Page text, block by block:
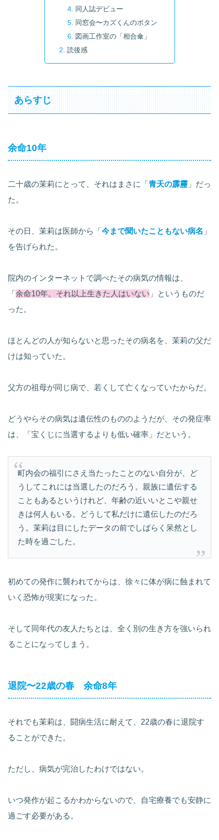
同人誌デビュー
同窓会〜カズくんのボタン
図画工作室の「相合傘」
読後感
あらすじ
余命10年
二十歳の茉莉にとって、それはまさに「 青天の霹靂 」だっ
た。
その日、茉莉は医師から「 今まで聞いたこともない病名 」
を告げられた。
院内のインターネットで調べたその病気の情報は、
「 余命10年。それ以上生きた人はいない 」というものだ
った。
ほとんどの人が知らないと思ったその病名を、茉莉の父だ
けは知っていた。
父方の祖母が同じ病で、若くして亡くなっていたからだ。
どうやらその病気は遺伝性のもののようだが、その発症率
は、「宝くじに当選するよりも低い確率」だという。
町内会の福引にさえ当たったことのない自分が、ど
うしてこれには当選したのだろう。親族に遺伝する
こともあるというけれど、年齢の近いいとこや親せ
きは何人もいる。どうして私だけに遺伝したのだろ
う。茉莉は目にしたデータの前でしばらく呆然とし
た時を過ごした。
初めての発作に襲われてからは、徐々に体が病に蝕まれて
いく恐怖が現実になった。
そして同年代の友人たちとは、全く別の生き方を強いられ
ることになってしまう。
退院〜22歳の春 余命8年
それでも茉莉は、闘病生活に耐えて、22歳の春に退院す
ることができた。
ただし、病気が完治したわけではない。
いつ発作が起こるかわからないので、自宅療養でも安静に
過ごす必要がある。